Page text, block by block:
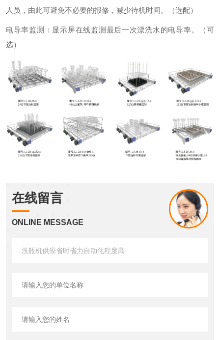
人员，由此可避免不必要的报修，减少待机时间。（选配）
电导率监测：显示屏在线监测最后一次漂洗水的电导率。（可
选）
在线留言
ONLINE MESSAGE